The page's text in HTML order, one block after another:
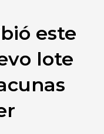
este
lote